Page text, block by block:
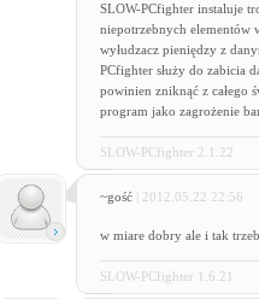
SLOW-PCfighter instaluje
niepotrzebnych elementów
wyłudzacz pieniędzy z
PCfighter służy do zabicia
powinien zniknąć z całego
program jako zagrożenie
SLOW-PCfighter 2.1.22
~gość | 2012.05.22 22:56
w miare dobry ale i tak
SLOW-PCfighter 1.6.21